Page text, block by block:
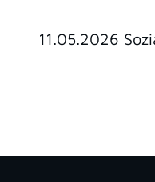
11.05.2026